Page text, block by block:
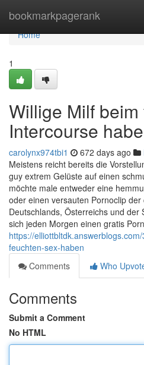
bookmarkpagerank
Home
Home
1
Willige Milf beim
Intercourse
carolynx974tbi1 672 days ago
Meistens reicht bereits die
guy extrem Gelüste auf einen
möchte male entweder eine
oder einen versauten Pornoclip
Deutschlands, Österreichs und der
sich jeden Morgen einen gratis
https://
feuchten-sex-haben
Comments
Who
Comments
Submit a Comment
No HTML